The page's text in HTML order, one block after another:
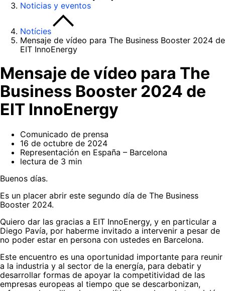
Noticias y eventos
Notícies
Mensaje de vídeo para The Business Booster 2024 de
EIT InnoEnergy
Mensaje de vídeo para The
Business Booster 2024 de
EIT InnoEnergy
Comunicado de prensa
16 de octubre de 2024
Representación en España – Barcelona
lectura de 3 min
Buenos días.
Es un placer abrir este segundo día de The Business
Booster 2024.
Quiero dar las gracias a EIT InnoEnergy, y en particular a
Diego Pavía, por haberme invitado a intervenir a pesar de
no poder estar en persona con ustedes en Barcelona.
Este encuentro es una oportunidad importante para reunir
a la industria y al sector de la energía, para debatir y
desarrollar formas de apoyar la competitividad de las
empresas europeas al tiempo que se descarbonizan,